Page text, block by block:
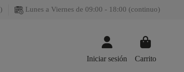
) Lunes a Viernes de 09:00 - 18:00 (continuo)
Iniciar sesión Carrito